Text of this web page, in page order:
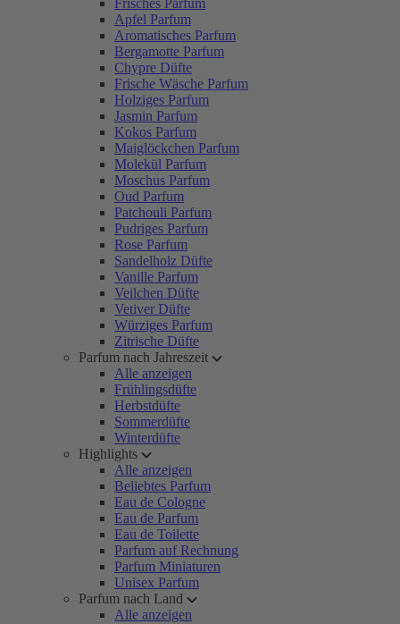
Frisches Parfum
Apfel Parfum
Aromatisches Parfum
Bergamotte Parfum
Chypre Düfte
Frische Wäsche Parfum
Holziges Parfum
Jasmin Parfum
Kokos Parfum
Maiglöckchen Parfum
Molekül Parfum
Moschus Parfum
Oud Parfum
Patchouli Parfum
Pudriges Parfum
Rose Parfum
Sandelholz Düfte
Vanille Parfum
Veilchen Düfte
Vetiver Düfte
Würziges Parfum
Zitrische Düfte
Parfum nach Jahreszeit
Alle anzeigen
Frühlingsdüfte
Herbstdüfte
Sommerdüfte
Winterdüfte
Highlights
Alle anzeigen
Beliebtes Parfum
Eau de Cologne
Eau de Parfum
Eau de Toilette
Parfum auf Rechnung
Parfum Miniaturen
Unisex Parfum
Parfum nach Land
Alle anzeigen